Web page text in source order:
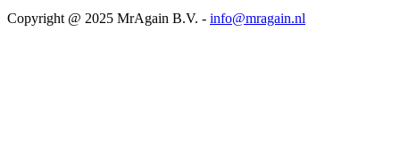
Copyright @ 2025 MrAgain B.V. - info@mragain.nl